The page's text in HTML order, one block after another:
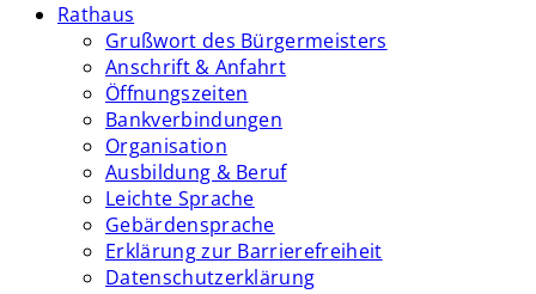
Rathaus
Grußwort des Bürgermeisters
Anschrift & Anfahrt
Öffnungszeiten
Bankverbindungen
Organisation
Ausbildung & Beruf
Leichte Sprache
Gebärdensprache
Erklärung zur Barrierefreiheit
Datenschutzerklärung